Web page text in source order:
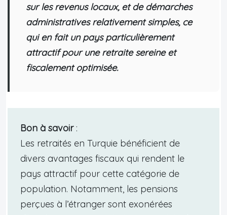
sur les revenus locaux, et de démarches
administratives relativement simples, ce
qui en fait un pays particulièrement
attractif pour une retraite sereine et
fiscalement optimisée.
Bon à savoir:
Les retraités en Turquie bénéficient de
divers avantages fiscaux qui rendent le
pays attractif pour cette catégorie de
population. Notamment, les pensions
perçues à l’étranger sont exonérées